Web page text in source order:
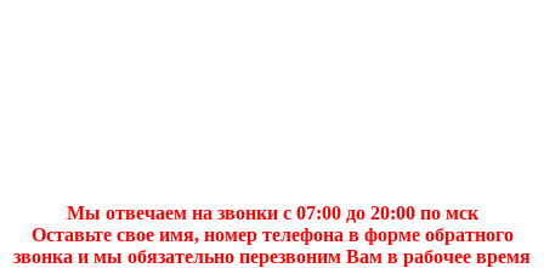
Мы отвечаем на звонки с 07:00 до 20:00 по мск
Оставьте свое имя, номер телефона в форме обратного
звонка и мы обязательно перезвоним Вам в рабочее время